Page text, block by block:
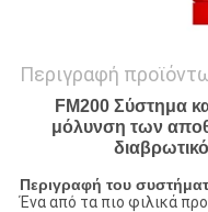
Περιγραφή
FM200 Σύστημα
μόλυνση των
Περιγραφή του
Ένα από τα πιο φιλικά